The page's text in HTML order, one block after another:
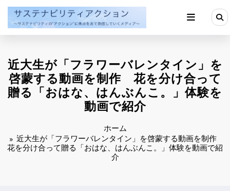
ン
近大生が「フラワーバレンタイン」を
啓蒙する動画を制作 花を分け合って
贈る「おはな、はんぶんこ。」体験を
動画で紹介
ホーム
近大生が「フラワーバレンタイン」を啓蒙する動画を制作
花を分け合って贈る「おはな、はんぶんこ。」体験を動画で紹
介